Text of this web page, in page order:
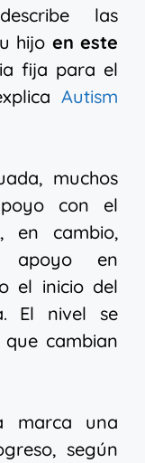
las
hijo en este
fija para el
Autism
muchos
con el
en cambio,
apoyo en
el inicio del
El nivel se
cambian
marca una
según